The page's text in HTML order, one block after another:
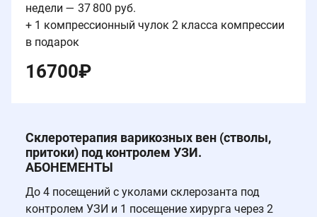
недели — 37 800 руб.
+ 1 компрессионный чулок 2 класса компрессии
в подарок
16700₽
Склеротерапия варикозных вен (стволы,
притоки) под контролем УЗИ.
АБОНЕМЕНТЫ
До 4 посещений с уколами склерозанта под
контролем УЗИ и 1 посещение хирурга через 2